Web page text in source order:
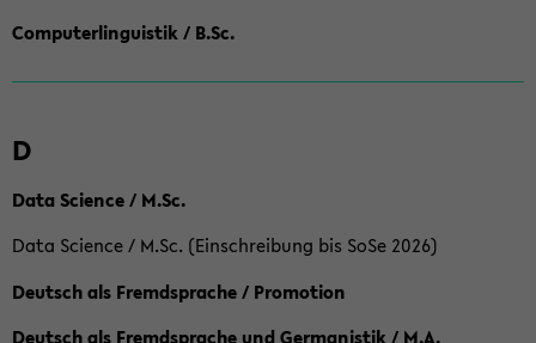
Computerlinguistik / B.Sc.
D
Data Science / M.Sc.
Data Science / M.Sc. (Einschreibung bis SoSe 2026)
Deutsch als Fremdsprache / Promotion
Deutsch als Fremdsprache und Germanistik / M.A.